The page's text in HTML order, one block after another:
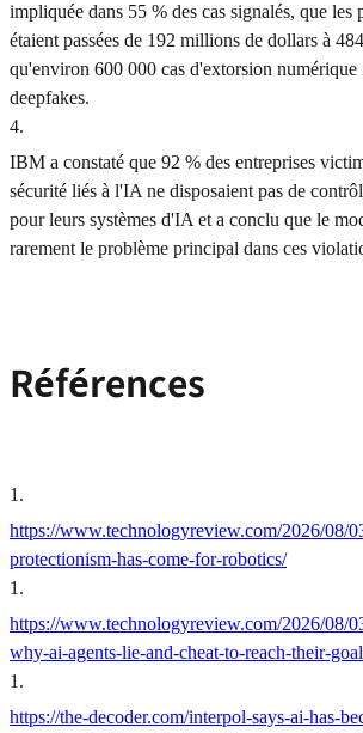
impliquée dans 55 % des cas signalés, que les
étaient passées de 192 millions de dollars à
qu'environ 600 000 cas d'extorsion
deepfakes.
4.
IBM a constaté que 92 % des entreprises
sécurité liés à l'IA ne disposaient pas de
pour leurs systèmes d'IA et a conclu que le
rarement le problème principal dans ces
Références
1 .
https://www.technologyreview.com/2026/08/
protectionism-has-come-for-robotics/
1 .
https://www.technologyreview.com/2026/08/
why-ai-agents-lie-and-cheat-to-reach-their-
1 .
https://the-decoder.com/interpol-says-ai-has-